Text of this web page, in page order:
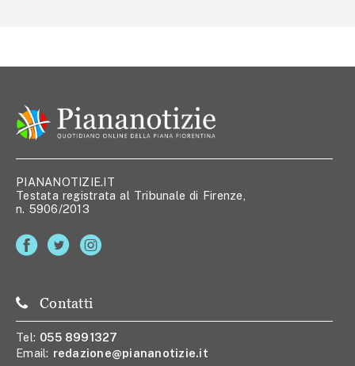
PIANANOTIZIE.IT
Testata registrata al Tribunale di Firenze,
n. 5906/2013
Contatti
Tel: 055 8991327
Email: redazione@piananotizie.it